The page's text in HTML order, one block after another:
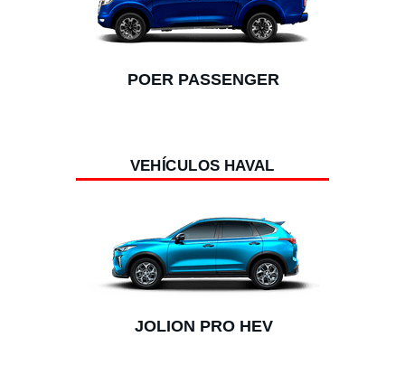
POER PASSENGER
VEHÍCULOS HAVAL
JOLION PRO HEV